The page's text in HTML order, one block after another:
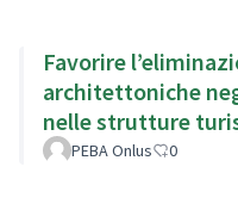
Favorire
architettoniche
nelle strutture
PEBA Onlus 0